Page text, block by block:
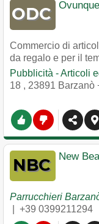
Commercio di
da regalo e per il
Pubblicità - Articoli
18 , 23891 Barzanò
New
Parrucchieri
+39 0399211294